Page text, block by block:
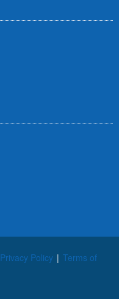
Privacy Policy | Terms of